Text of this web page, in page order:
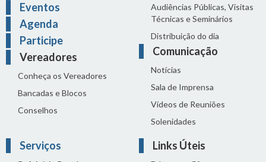
Eventos
Agenda
Participe
Vereadores
Conheça os Vereadores
Bancadas e Blocos
Conselhos
Audiências Públicas, Visitas
Técnicas e Seminários
Distribuição do dia
Comunicação
Notícias
Sala de Imprensa
Vídeos de Reuniões
Solenidades
Serviços Links Úteis